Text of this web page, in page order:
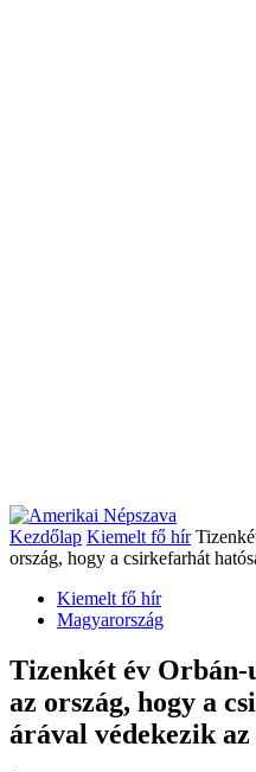
Kezdőlap Kiemelt fő hír
ország, hogy a csirkefarhát
Kiemelt fő hír
Magyarország
Tizenkét év
az ország, hogy a
árával védekezik az